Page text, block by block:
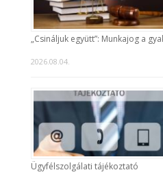
„Csináljuk együtt”: Munkajog a
2026.08.04.
Ügyfélszolgálati tájékoztató